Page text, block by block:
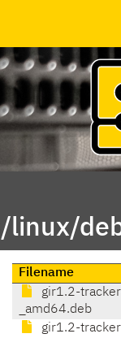
linux/
Filename
gir1.2-
_amd64.deb
gir1.2-